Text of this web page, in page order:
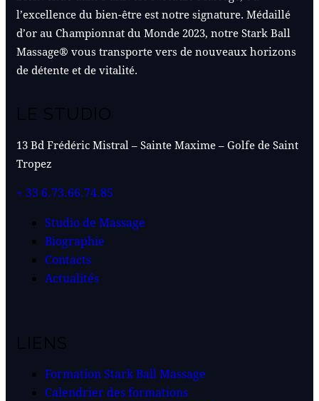
l’excellence du bien-être est notre signature. Médaillé
d’or au Championnat du Monde 2023, notre Stark Ball
Massage® vous transporte vers de nouveaux horizons
de détente et de vitalité.
LE STUDIO
13 Bd Frédéric Mistral – Sainte Maxime – Golfe de Saint
Tropez
+ 33 6.73.66.74.85
Studio de Massage
Biographie
Contacts
Actualités
LIENS
Formation Stark Ball Massage
Calendrier des formations